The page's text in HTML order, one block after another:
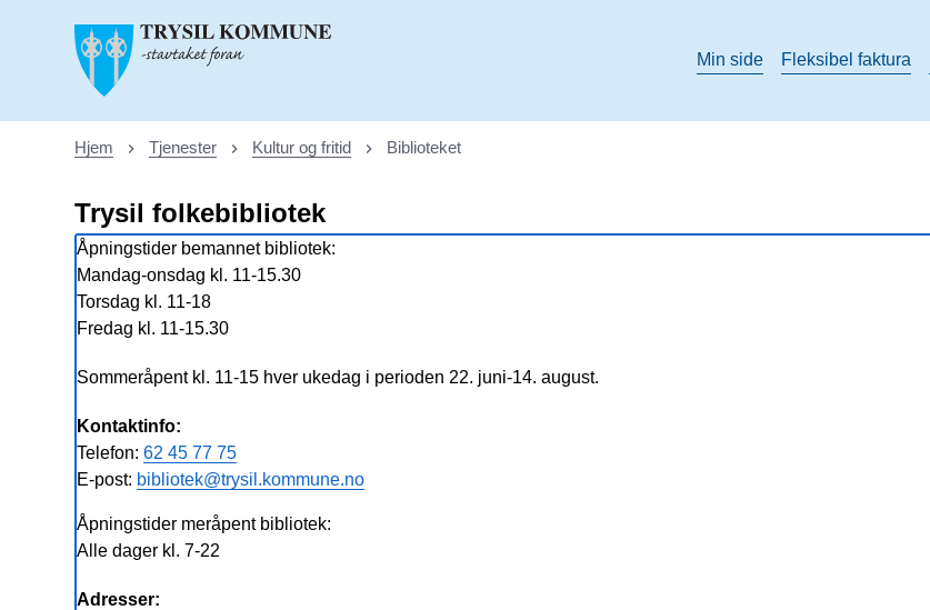
Trysil kommune
Min side
Fleksibel faktura
Du er her:
Hjem Tjenester Kultur og fritid Biblioteket
Trysil folkebibliotek
Åpningstider bemannet bibliotek:
Mandag-onsdag kl. 11-15.30
Torsdag kl. 11-18
Fredag kl. 11-15.30
Sommeråpent kl. 11-15 hver ukedag i perioden 22. juni-14. august.
Kontaktinfo:
Telefon:62 45 77 75
E-post: bibliotek@trysil.kommune.no
Åpningstider meråpent bibliotek:
Alle dager kl. 7-22
Adresser: